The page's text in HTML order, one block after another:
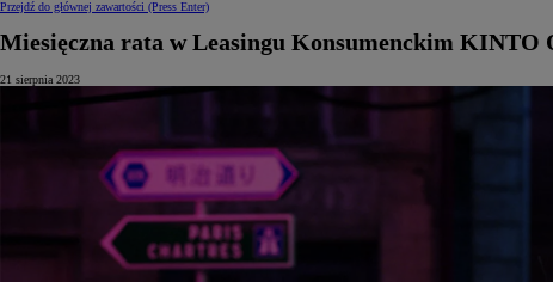
Przejdź do głównej zawartości (Press Enter)
Miesięczna rata w Leasingu Konsumenckim KINTO
21 sierpnia 2023